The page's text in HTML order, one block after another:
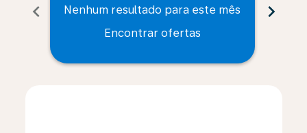
chevron_left
Nenhum resultado para este mês
Encontrar ofertas
chevron_right